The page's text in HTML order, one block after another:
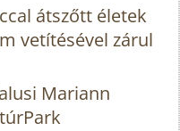
átszőtt életek
vetítésével zárul
Mariann